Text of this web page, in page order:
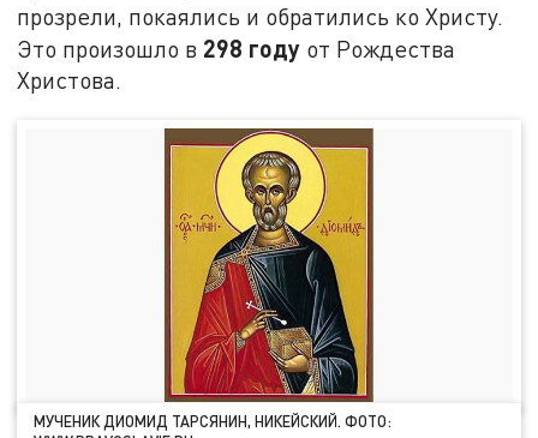
прозрели, покаялись и обратились ко Христу.
Это произошло в 298 году от Рождества
Христова.
МУЧЕНИК ДИОМИД ТАРСЯНИН, НИКЕЙСКИЙ. ФОТО: